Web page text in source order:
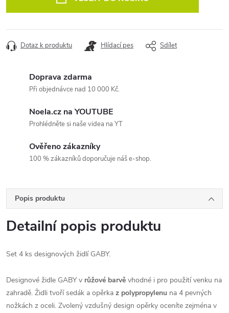
Dotaz k produktu Hlídací pes Sdílet
Doprava zdarma
Při objednávce nad 10 000 Kč.
Noela.cz na YOUTUBE
Prohlédněte si naše videa na YT
Ověřeno zákazníky
100 % zákazníků doporučuje náš e-shop.
Popis produktu
Detailní popis produktu
Set 4 ks designových židlí GABY.
Designové židle GABY v růžové barvě vhodné i pro použití venku na
zahradě. Židli tvoří sedák a opěrka z polypropylenu na 4 pevných
nožkách z oceli. Zvolený vzdušný design opěrky oceníte zejména v